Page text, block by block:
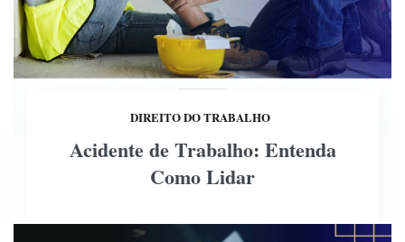
DIREITO DO TRABALHO
Acidente de Trabalho: Entenda
Como Lidar